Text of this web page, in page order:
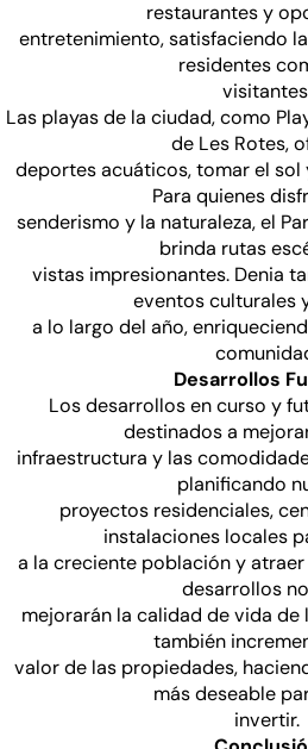
restaurantes y
entretenimiento, satisfaciendo
residentes
Las playas de la ciudad, como
de Les Rotes,
deportes acuáticos, tomar el
Para quienes
senderismo y la naturaleza, el
brinda rutas
vistas impresionantes. Denia
eventos culturales
a lo largo del año,
Desarrollos
Los desarrollos en curso y
destinados a
infraestructura y las
planificando
proyectos residenciales,
instalaciones locales
a la creciente población y atraer
desarrollos
mejorarán la calidad de vida de
también
valor de las propiedades,
más deseable
invertir.